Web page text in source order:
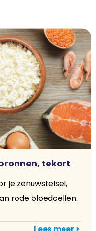
tekort
je zenuwstelsel,
rode bloedcellen.